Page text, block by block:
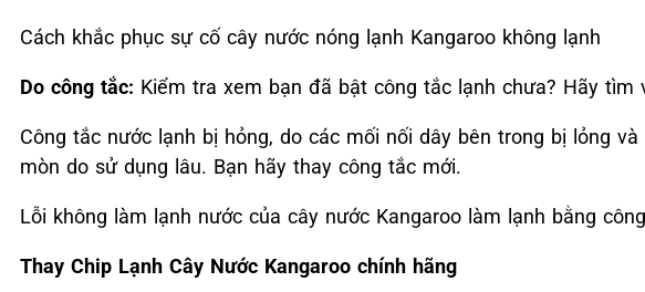
Cách khắc phục sự cố cây nước nóng lạnh Kangaroo không lạnh
Do công tắc: Kiểm tra xem bạn đã bật công tắc lạnh chưa? Hãy
Công tắc nước lạnh bị hỏng, do các mối nối dây bên trong bị lỏng
mòn do sử dụng lâu. Bạn hãy thay công tắc mới.
Lỗi không làm lạnh nước của cây nước Kangaroo làm lạnh bằng
Thay Chip Lạnh Cây Nước Kangaroo chính hãng